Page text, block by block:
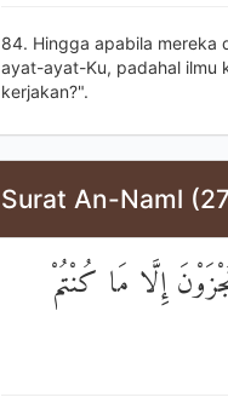
84. Hingga apabila mereka
ayat-ayat-Ku, padahal ilmu
kerjakan?".
Surat An-Naml
إِلَّا مَا كُنْتُمْ